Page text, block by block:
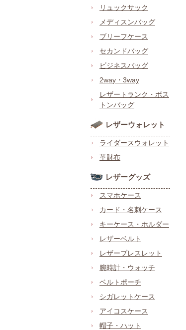
リュックサック
メディスンバッグ
ブリーフケース
セカンドバッグ
ビジネスバッグ
2way・3way
レザートランク・ボス
トンバッグ
レザーウォレット
ライダースウォレット
革財布
レザーグッズ
スマホケース
カード・名刺ケース
キーケース・ホルダー
レザーベルト
レザーブレスレット
腕時計・ウォッチ
ベルトポーチ
シガレットケース
アイコスケース
帽子・ハット